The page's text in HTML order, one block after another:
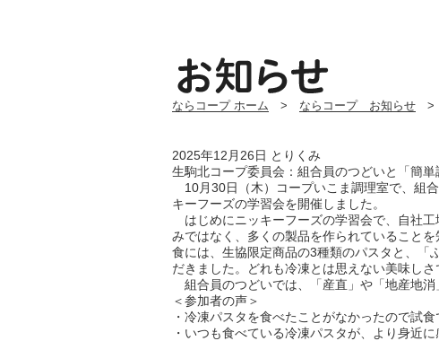
ならコープ ホーム > ならコープ お知らせ >
2025年12月26日 とりくみ
生駒北コープ委員会：組合員のつどいと「簡単
10月30日（木）コープいこま調理室で、組
キーフーズの学習会を開催しました。
はじめにニッキーフーズの学習会で、自社
みではなく、多くの製品を作られていること
食には、生協限定商品の3種類のパスタと、「
だきました。どれも冷凍とは思えない美味し
組合員のつどいでは、「産直」や「地産地消
＜参加者の声＞
・冷凍パスタを食べたことがなかったので試
・いつも食べている冷凍パスタが、より身近に